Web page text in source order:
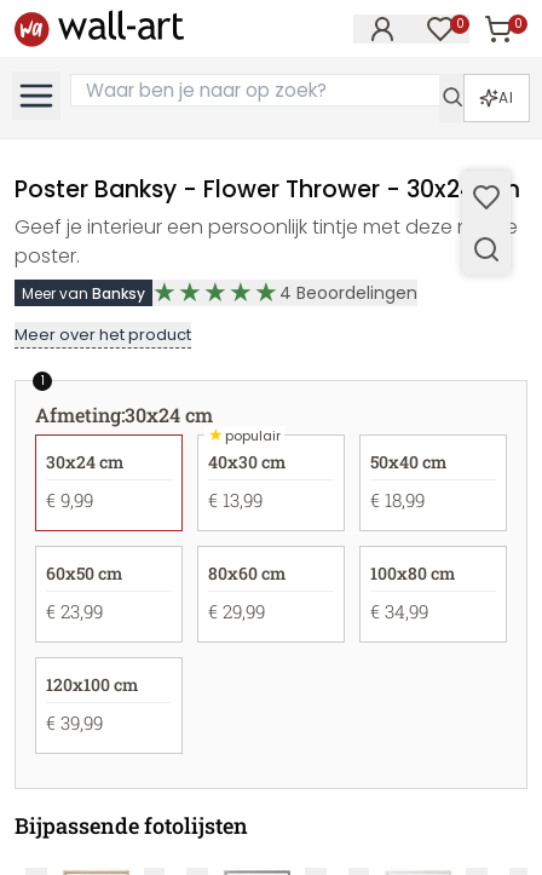
0 0
AI
Poster Banksy - Flower Thrower - 30x24 cm
Geef je interieur een persoonlijk tintje met deze mooie
poster.
Meer van Banksy 4 Beoordelingen
Meer over het product
1
Afmeting:30x24 cm
30x24 cm
€ 9,99
★populair
40x30 cm
€ 13,99
50x40 cm
€ 18,99
60x50 cm
€ 23,99
80x60 cm
€ 29,99
100x80 cm
€ 34,99
120x100 cm
€ 39,99
Bijpassende fotolijsten